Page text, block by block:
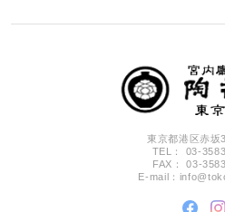
東京都港区赤坂
TEL： 03-
FAX： 03-
E-mail：